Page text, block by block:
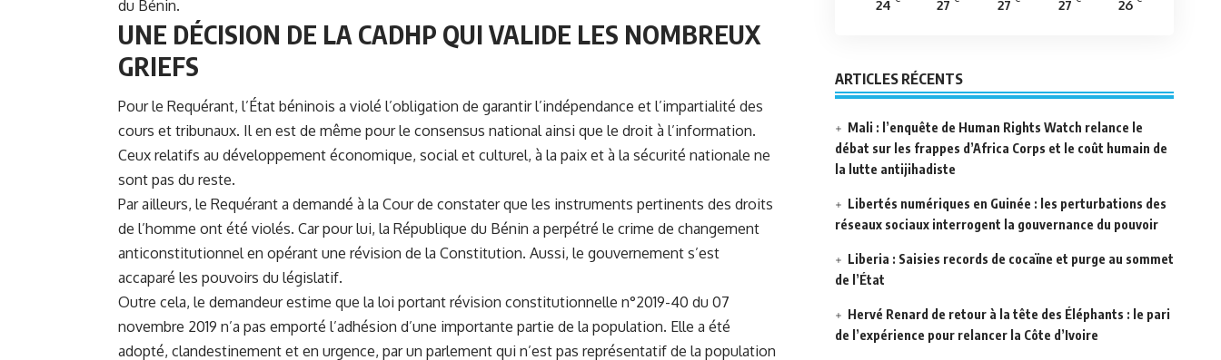
du Bénin.
UNE DÉCISION DE LA CADHP QUI VALIDE LES NOMBREUX
GRIEFS
Pour le Requérant, l’État béninois a violé l’obligation de garantir l’indépendance et l’impartialité des
cours et tribunaux. Il en est de même pour le consensus national ainsi que le droit à l’information.
Ceux relatifs au développement économique, social et culturel, à la paix et à la sécurité nationale ne
sont pas du reste.
Par ailleurs, le Requérant a demandé à la Cour de constater que les instruments pertinents des droits
de l’homme ont été violés. Car pour lui, la République du Bénin a perpétré le crime de changement
anticonstitutionnel en opérant une révision de la Constitution. Aussi, le gouvernement s’est
accaparé les pouvoirs du législatif.
Outre cela, le demandeur estime que la loi portant révision constitutionnelle n°2019-40 du 07
novembre 2019 n’a pas emporté l’adhésion d’une importante partie de la population. Elle a été
adopté, clandestinement et en urgence, par un parlement qui n’est pas représentatif de la population
24 27 27 27 26
ARTICLES RÉCENTS
Mali : l’enquête de Human Rights Watch relance le
débat sur les frappes d’Africa Corps et le coût humain de
la lutte antijihadiste
Libertés numériques en Guinée : les perturbations des
réseaux sociaux interrogent la gouvernance du pouvoir
Liberia : Saisies records de cocaïne et purge au sommet
de l’État
Hervé Renard de retour à la tête des Éléphants : le pari
de l’expérience pour relancer la Côte d’Ivoire